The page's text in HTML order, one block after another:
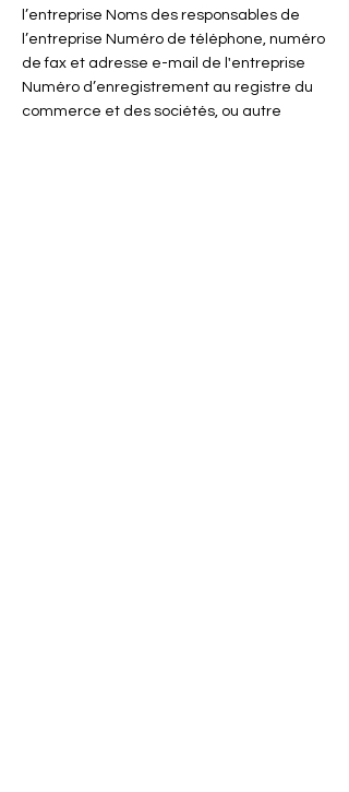
l’entreprise Noms des responsables de
l’entreprise Numéro de téléphone, numéro
de fax et adresse e-mail de l'entreprise
Numéro d’enregistrement au registre du
commerce et des sociétés, ou autre